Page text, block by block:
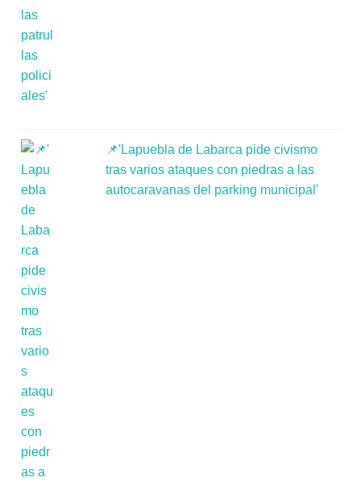
📌'Lapuebla de Labarca pide civismo
tras varios ataques con piedras a las
autocaravanas del parking municipal'